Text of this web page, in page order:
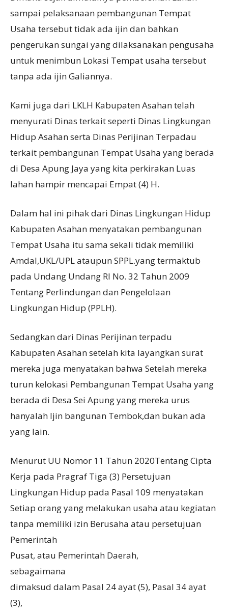
sampai pelaksanaan pembangunan Tempat
Usaha tersebut tidak ada ijin dan bahkan
pengerukan sungai yang dilaksanakan pengusaha
untuk menimbun Lokasi Tempat usaha tersebut
tanpa ada ijin Galiannya.
Kami juga dari LKLH Kabupaten Asahan telah
menyurati Dinas terkait seperti Dinas Lingkungan
Hidup Asahan serta Dinas Perijinan Terpadau
terkait pembangunan Tempat Usaha yang berada
di Desa Apung Jaya yang kita perkirakan Luas
lahan hampir mencapai Empat (4) H.
Dalam hal ini pihak dari Dinas Lingkungan Hidup
Kabupaten Asahan menyatakan pembangunan
Tempat Usaha itu sama sekali tidak memiliki
Amdal,UKL/UPL ataupun SPPL.yang termaktub
pada Undang Undang RI No. 32 Tahun 2009
Tentang Perlindungan dan Pengelolaan
Lingkungan Hidup (PPLH).
Sedangkan dari Dinas Perijinan terpadu
Kabupaten Asahan setelah kita layangkan surat
mereka juga menyatakan bahwa Setelah mereka
turun kelokasi Pembangunan Tempat Usaha yang
berada di Desa Sei Apung yang mereka urus
hanyalah Ijin bangunan Tembok,dan bukan ada
yang lain.
Menurut UU Nomor 11 Tahun 2020Tentang Cipta
Kerja pada Pragraf Tiga (3) Persetujuan
Lingkungan Hidup pada Pasal 109 menyatakan
Setiap orang yang melakukan usaha atau kegiatan
tanpa memiliki izin Berusaha atau persetujuan
Pemerintah
Pusat, atau Pemerintah Daerah,
sebagaimana
dimaksud dalam Pasal 24 ayat (5), Pasal 34 ayat
(3),